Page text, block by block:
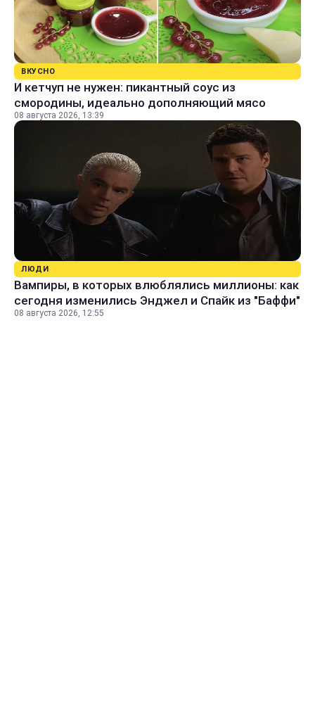
ВКУСНО
И кетчуп не нужен: пикантный соус из
смородины, идеально дополняющий мясо
08 августа 2026, 13:39
ЛЮДИ
Вампиры, в которых влюблялись миллионы: как
сегодня изменились Энджел и Спайк из "Баффи"
08 августа 2026, 12:55